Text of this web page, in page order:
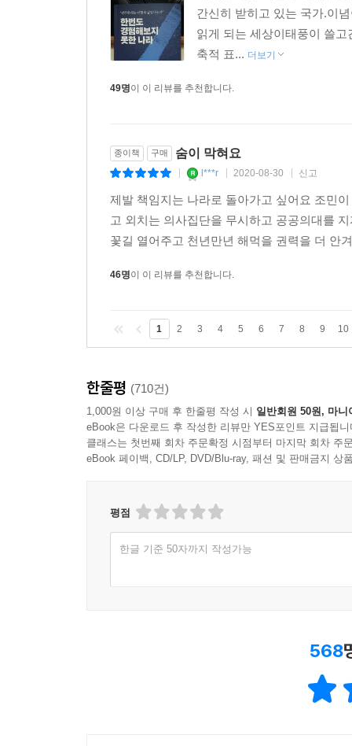
- 진중권 사모펀드는 2020년대 대한민국을 들여
- 김경율 자본시장 플레이어들이 익명으로 하는
- 권경애 금융자본의 핵심은 사모펀드인데, 조국
자리잖아요.
- 김경율 민정수석은 정보를 취급하는 곳인데 마
투입되는 유망사업에 관한 정보나 국가정책으로
- 권경애 공직자윤리법은 다양한 자본시장의 등
세대교체가 일어나고 있다는 점이다. 사실상 586
기득권층으로 사회에 뿌리내린 것이다.
- 강양구 586정치엘리트가 득세하는 현실 정치 속
- 진중권 지금 보수집단 내에서 세대교체가 일어
- 강양구 구적폐 세력은 자기들이 하면서도 찔
간신히 받히고 있는 국가.이
읽게 되는 세상이태풍이 쓸
축적 표... 더보기
49명이 이 리뷰를 추천합니다.
종이책 구매 숨이 막혀요
l***r 2020-08-30 신고
제발 책임지는 나라로 돌아가고 싶어요 조민
고 외치는 의사집단을 무시하고 공공의대를
꽃길 열어주고 천년만년 해먹을 권력을 더 안
46명이 이 리뷰를 추천합니다.
1 2 3 4 5 6 7 8 9 10
한줄평 (710건)
1,000원 이상 구매 후 한줄평 작성 시 일반회원 50원, 마니
eBook은 다운로드 후 작성한 리뷰만 YES포인트 지급됩니
클래스는 첫번째 회차 주문확정 시점부터 마지막 회차 주
eBook 페이백, CD/LP, DVD/Blu-ray, 패션 및 판매금지 상
평점
한글 기준 50자까지 작성가능
568